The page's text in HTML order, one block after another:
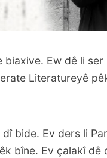
biaxive. Ew dê li
Literatureyê
bide. Ev ders li
bîne. Ev çalakî dê